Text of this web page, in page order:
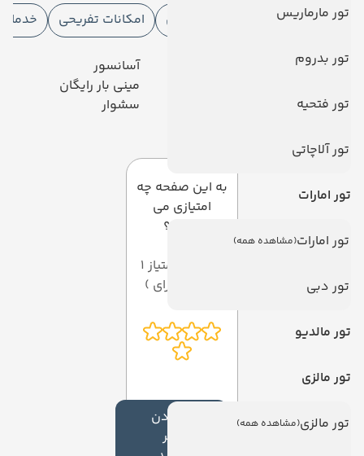
تور مارماریس
تور بدروم
تور فتحیه
تور آلاچاتی
تور امارات
تور امارات(مشاهده همه)
تور دبی
تور مالدیو
تور مالزی
تور مالزی(مشاهده همه)
امکانات هتل
امکانات ورزشی امکانات تفریحی خدمات
رستوران
خدمات 24 ساعته در اتاق
آسانسور
مینی بار رایگان
سشوار
به این صفحه چه
امتیازی می
دهید؟
میانگین امتیاز 1
افزودن
نظر